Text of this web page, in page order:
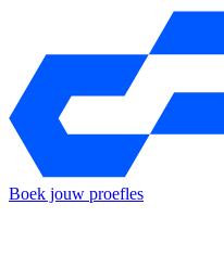
Boek jouw proefles